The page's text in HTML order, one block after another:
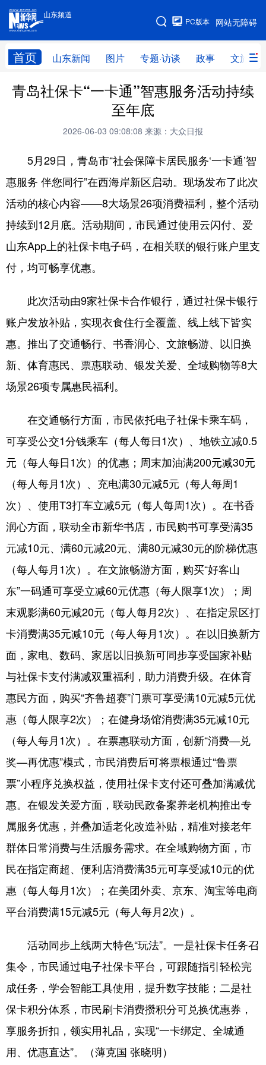
山东频道
网站无障碍
PC版本
首页 山东新闻 图片 专题·访谈 政事 文旅
手机版
网站地图
学习进行时 高层 时政 人事
全球连线
科技 科普 体育 文化
健康 军事 访谈 视频
人居 信息化 乡村振兴
溯源中国
书画
亚太网 上市公司 投教基地
地方频道
政事 文旅 社会民生 山东产经
文娱 融媒秀 地市 科教
健康 微视齐鲁
多语种频道
Español Français عربى
Deutsch Português
青岛社保卡“一卡通”智惠服务活动持续
至年底
2026-06-03 09:08:08 来源：大众日报
5月29日，青岛市“社会保障卡居民服务‘一卡通’智
惠服务 伴您同行”在西海岸新区启动。现场发布了此次
活动的核心内容——8大场景26项消费福利，整个活动
持续到12月底。活动期间，市民通过使用云闪付、爱
山东App上的社保卡电子码，在相关联的银行账户里支
付，均可畅享优惠。
此次活动由9家社保卡合作银行，通过社保卡银行
账户发放补贴，实现衣食住行全覆盖、线上线下皆实
惠。推出了交通畅行、书香润心、文旅畅游、以旧换
新、体育惠民、票惠联动、银发关爱、全域购物等8大
场景26项专属惠民福利。
在交通畅行方面，市民依托电子社保卡乘车码，
可享受公交1分钱乘车（每人每日1次）、地铁立减0.5
元（每人每日1次）的优惠；周末加油满200元减30元
（每人每月1次）、充电满30元减5元（每人每周1
次）、使用T3打车立减5元（每人每周1次）。在书香
润心方面，联动全市新华书店，市民购书可享受满35
元减10元、满60元减20元、满80元减30元的阶梯优惠
（每人每月1次）。在文旅畅游方面，购买“好客山
东”一码通可享受立减60元优惠（每人限享1次）；周
末观影满60元减20元（每人每月2次）、在指定景区打
卡消费满35元减10元（每人每月1次）。在以旧换新方
面，家电、数码、家居以旧换新可同步享受国家补贴
与社保卡支付满减双重福利，助力消费升级。在体育
惠民方面，购买“齐鲁超赛”门票可享受满10元减5元优
惠（每人限享2次）；在健身场馆消费满35元减10元
（每人每月1次）。在票惠联动方面，创新“消费—兑
奖—再优惠”模式，市民消费后可将票根通过“鲁票
票”小程序兑换权益，使用社保卡支付还可叠加满减优
惠。在银发关爱方面，联动民政备案养老机构推出专
属服务优惠，并叠加适老化改造补贴，精准对接老年
群体日常消费与生活服务需求。在全域购物方面，市
民在指定商超、便利店消费满35元可享受减10元的优
惠（每人每月1次）；在美团外卖、京东、淘宝等电商
平台消费满15元减5元（每人每月2次）。
活动同步上线两大特色“玩法”。一是社保卡任务召
集令，市民通过电子社保卡平台，可跟随指引轻松完
成任务，学会智能工具使用，提升数字技能；二是社
保卡积分体系，市民刷卡消费攒积分可兑换优惠券，
享服务折扣，领实用礼品，实现“一卡绑定、全城通
用、优惠直达”。（薄克国 张晓明）